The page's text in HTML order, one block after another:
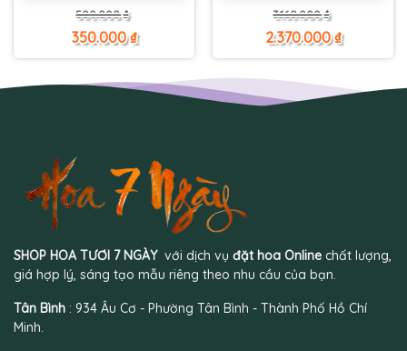
500.000₫
Giá
gốc
là:
500.000 ₫.
350.000₫
Giá
hiện
tại
là:
350.000 ₫.
3.160.000₫
Giá
gốc
là:
3.160.000 ₫.
2.370.000₫
Giá
hiện
tại
là:
2.370.000 ₫.
SHOP HOA TƯƠI 7 NGÀY với dịch vụ đặt hoa Online chất lượng,
giá hợp lý, sáng tạo mẫu riêng theo nhu cầu của bạn.
Tân Bình : 934 Âu Cơ - Phường Tân Bình - Thành Phố Hồ Chí
Minh.